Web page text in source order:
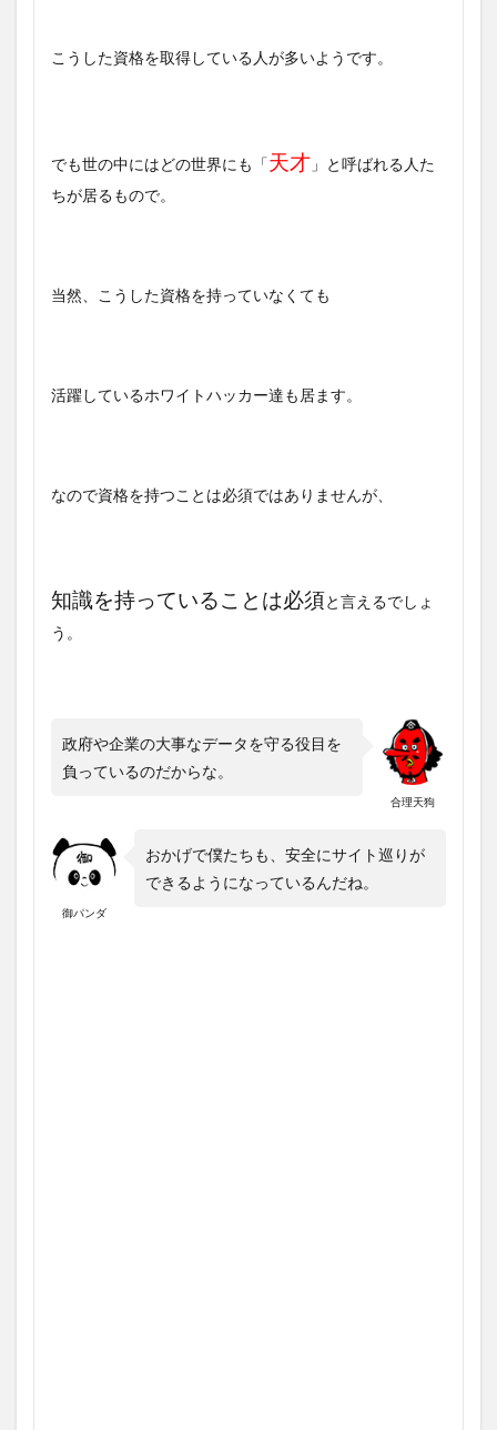
こうした資格を取得している人が多いようです。
でも世の中にはどの世界にも「天才 」と呼ばれる人た
ちが居るもので。
当然、こうした資格を持っていなくても
活躍しているホワイトハッカー達も居ます。
なので資格を持つことは必須ではありませんが、
知識を持っていることは必須と言えるでしょ
う。
合理天狗
政府や企業の大事なデータを守る役目を
負っているのだからな。
御パンダ
おかげで僕たちも、安全にサイト巡りが
できるようになっているんだね。